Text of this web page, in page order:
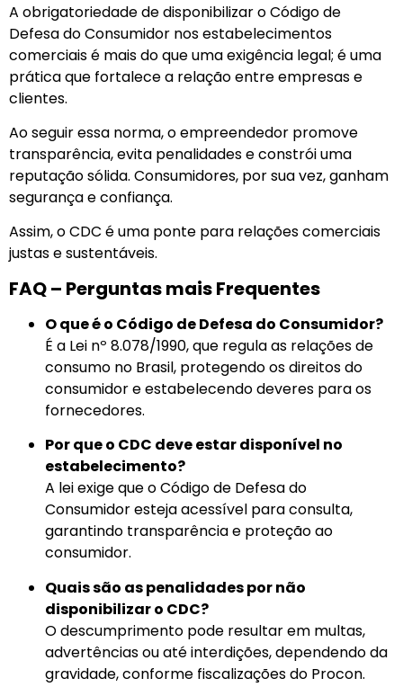
A obrigatoriedade de disponibilizar o Código de
Defesa do Consumidor nos estabelecimentos
comerciais é mais do que uma exigência legal; é uma
prática que fortalece a relação entre empresas e
clientes.
Ao seguir essa norma, o empreendedor promove
transparência, evita penalidades e constrói uma
reputação sólida. Consumidores, por sua vez, ganham
segurança e confiança.
Assim, o CDC é uma ponte para relações comerciais
justas e sustentáveis.
FAQ – Perguntas mais Frequentes
O que é o Código de Defesa do Consumidor?
É a Lei nº 8.078/1990, que regula as relações de
consumo no Brasil, protegendo os direitos do
consumidor e estabelecendo deveres para os
fornecedores.
Por que o CDC deve estar disponível no
estabelecimento?
A lei exige que o Código de Defesa do
Consumidor esteja acessível para consulta,
garantindo transparência e proteção ao
consumidor.
Quais são as penalidades por não
disponibilizar o CDC?
O descumprimento pode resultar em multas,
advertências ou até interdições, dependendo da
gravidade, conforme fiscalizações do Procon.